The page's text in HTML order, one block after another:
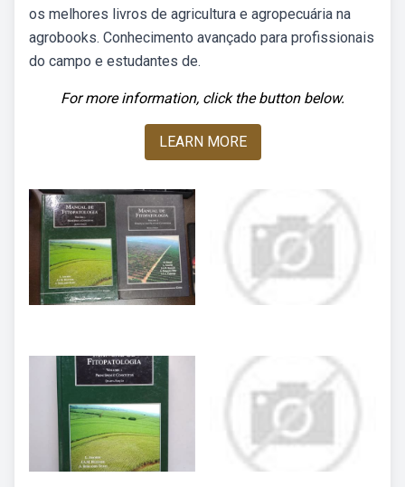
os melhores livros de agricultura e agropecuária na
agrobooks. Conhecimento avançado para profissionais
do campo e estudantes de.
For more information, click the button below.
LEARN MORE